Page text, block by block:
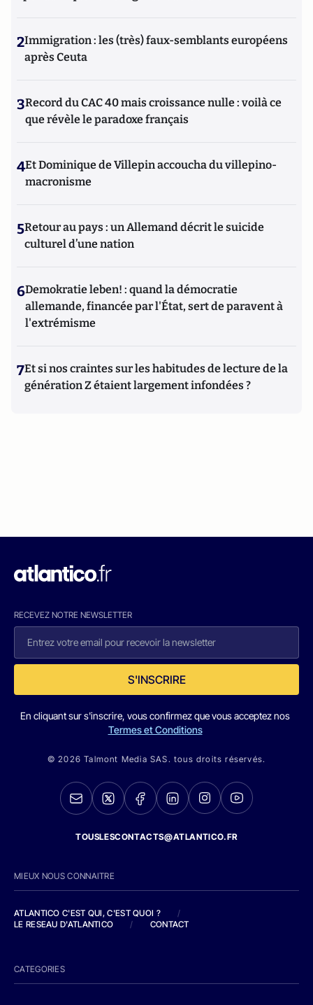
2Immigration : les (très) faux-semblants européens
après Ceuta
3Record du CAC 40 mais croissance nulle : voilà ce
que révèle le paradoxe français
4Et Dominique de Villepin accoucha du villepino-
macronisme
5Retour au pays : un Allemand décrit le suicide
culturel d’une nation
6Demokratie leben! : quand la démocratie
allemande, financée par l'État, sert de paravent à
l'extrémisme
7Et si nos craintes sur les habitudes de lecture de la
génération Z étaient largement infondées ?
RECEVEZ NOTRE NEWSLETTER
S'INSCRIRE
En cliquant sur s'inscrire, vous confirmez que vous acceptez nos
Termes et Conditions
© 2026 Talmont Media SAS. tous droits réservés.
TOUSLESCONTACTS@ATLANTICO.FR
MIEUX NOUS CONNAITRE
ATLANTICO C'EST QUI, C'EST QUOI ?
/
LE RESEAU D'ATLANTICO
/ CONTACT
CATEGORIES